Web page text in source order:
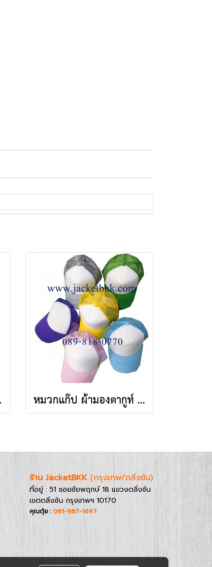
ปีกหมวก หมวกแก๊ป ผ้ามองตากูท์ เสริมฟองน้ำ ชนิดตัดต่อ สองสี
ร้าน JacketBKK(กรุงเทพ/ตลิ่งชัน)
ที่อยู่ : 51 ซอยชัยพฤกษ์ 18 แขวงตลิ่งชัน
เขตตลิ่งชัน กรุงเทพฯ 10170
คุณตุ้ย :081-987-1697